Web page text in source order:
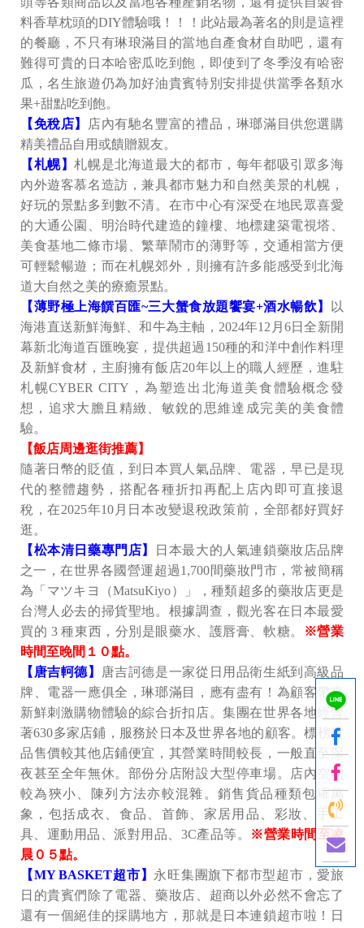
料香草枕頭的DIY體驗哦！！！此站最為著名的則是這裡
的餐廳，不只有琳琅滿目的當地自產食材自助吧，還有
難得可貴的日本哈密瓜吃到飽，即使到了冬季沒有哈密
瓜，名生旅遊仍為加好油貴賓特別安排提供當季各類水
果+甜點吃到飽。
【免稅店】
店內有馳名豐富的禮品，琳瑯滿目供您選購
精美禮品自用或饋贈親友。
【札幌】札幌是北海道最大的都市，每年都吸引眾多海
內外遊客慕名造訪，兼具都市魅力和自然美景的札幌，
好玩的景點多到數不清。在市中心有深受在地民眾喜愛
的大通公園、明治時代建造的鐘樓、地標建築電視塔、
美食基地二條市場、繁華鬧市的薄野等，交通相當方便
可輕鬆暢遊；而在札幌郊外，則擁有許多能感受到北海
道大自然之美的療癒景點。
【薄野極上海饌百匯~三大蟹食放題饗宴+酒水暢飲】
以
海港直送新鮮海鮮、和牛為主軸，2024年12月6日全新開
幕新北海道百匯晚宴，提供超過150種的和洋中創作料理
及新鮮食材，主廚擁有飯店20年以上的職人經歷，進駐
札幌CYBER CITY，為塑造出北海道美食體驗概念發
想，追求大膽且精緻、敏銳的思維達成完美的美食體
驗。
【飯店周邊逛街推薦】
隨著日幣的貶值，到日本買人氣品牌、電器，早已是現
代的整體趨勢，搭配各種折扣再配上店內即可直接退
稅，在2025年10月日本改變退稅政策前，全部都好買好
逛。
【松本清日藥專門店】
日本最大的人氣連鎖藥妝店品牌
之一，在世界各國營運超過1,700間藥妝門市，常被簡稱
為「マツキヨ（MatsuKiyo）」，種類超多的藥妝店更是
台灣人必去的掃貨聖地。根據調查，觀光客在日本最愛
買的 3 種東西，分別是眼藥水、護唇膏、軟糖。
※營業
時間至晚間１０點。
【唐吉軻德】
唐吉訶德是一家從日用品衛生紙到高級品
牌、電器一應俱全，琳瑯滿目，應有盡有！為顧客帶來
新鮮刺激購物體驗的綜合折扣店。集團在世界各地經營
著630多家店鋪，服務於日本及世界各地的顧客。標榜貨
品售價較其他店鋪便宜，其營業時間較長，一般直至深
夜甚至全年無休。部份分店附設大型停車場。店內空間
較為狹小、陳列方法亦較混雜。銷售貨品種類包羅萬
象，包括成衣、食品、首飾、家居用品、彩妝、手工
具、運動用品、派對用品、3C產品等。
※營業時間至凌
晨０５點。
【MY BASKET超市】 永旺集團旗下都市型超市，愛旅
日的貴賓們除了電器、藥妝店、超商以外必然不會忘了
還有一個絕佳的採購地方，那就是日本連鎖超市啦！日